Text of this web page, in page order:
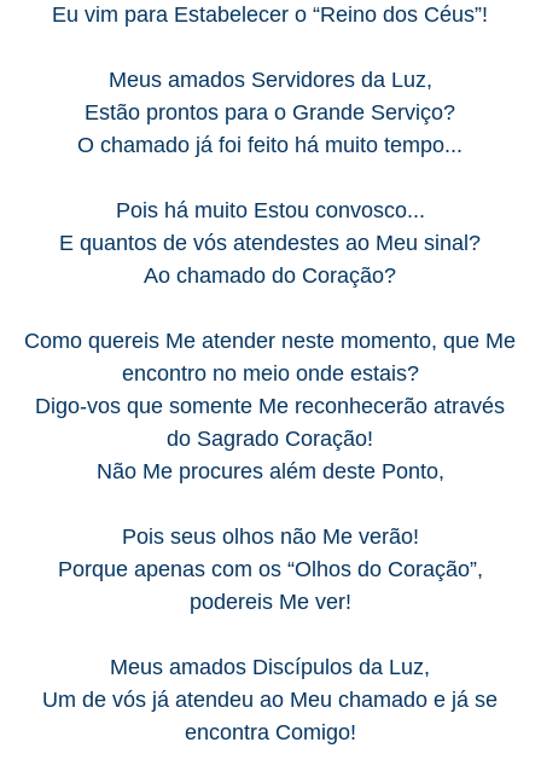
Eu vim para Estabelecer o “Reino dos Céus”!
Meus amados Servidores da Luz,
Estão prontos para o Grande Serviço?
O chamado já foi feito há muito tempo...
Pois há muito Estou convosco...
E quantos de vós atendestes ao Meu sinal?
Ao chamado do Coração?
Como quereis Me atender neste momento, que Me
encontro no meio onde estais?
Digo-vos que somente Me reconhecerão através
do Sagrado Coração!
Não Me procures além deste Ponto,
Pois seus olhos não Me verão!
Porque apenas com os “Olhos do Coração”,
podereis Me ver!
Meus amados Discípulos da Luz,
Um de vós já atendeu ao Meu chamado e já se
encontra Comigo!